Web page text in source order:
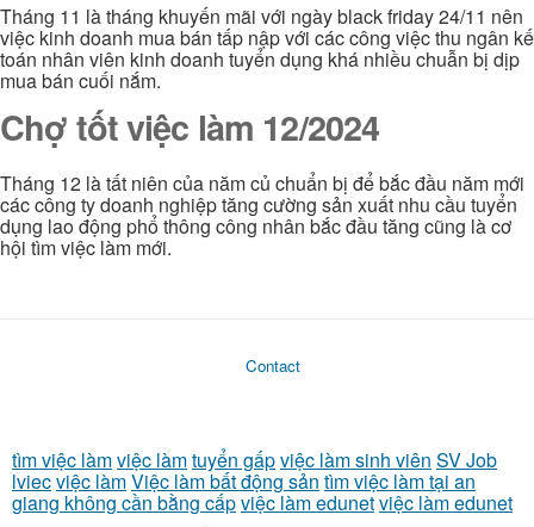
Tháng 11 là tháng khuyến mãi với ngày black friday 24/11 nên
việc kinh doanh mua bán tấp nập với các công việc thu ngân kế
toán nhân viên kinh doanh tuyển dụng khá nhiều chuẫn bị dịp
mua bán cuối nắm.
Chợ tốt việc làm 12/2024
Tháng 12 là tất niên của năm củ chuẩn bị để bắc đầu năm mới
các công ty doanh nghiệp tăng cường sản xuất nhu cầu tuyển
dụng lao động phổ thông công nhân bắc đầu tăng cũng là cơ
hội tìm việc làm mới.
Contact
tìm việc làmviệc làmtuyển gấpviệc làm sinh viên SV Job
lviecviệc làmViệc làm bất động sản tìm việc làm tại an
giang không cần bằng cấpviệc làm edunetviệc làm edunet